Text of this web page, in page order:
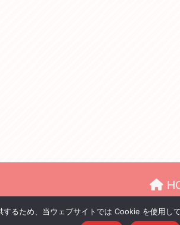
お問い合わせ プ
するため、当ウェブサイトでは Cookie を使用し